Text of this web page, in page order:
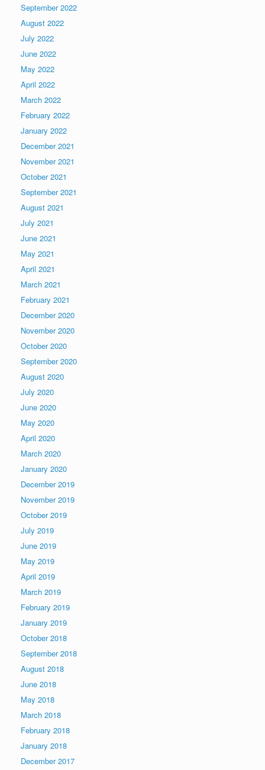
September 2022
August 2022
July 2022
June 2022
May 2022
April 2022
March 2022
February 2022
January 2022
December 2021
November 2021
October 2021
September 2021
August 2021
July 2021
June 2021
May 2021
April 2021
March 2021
February 2021
December 2020
November 2020
October 2020
September 2020
August 2020
July 2020
June 2020
May 2020
April 2020
March 2020
January 2020
December 2019
November 2019
October 2019
July 2019
June 2019
May 2019
April 2019
March 2019
February 2019
January 2019
October 2018
September 2018
August 2018
June 2018
May 2018
March 2018
February 2018
January 2018
December 2017